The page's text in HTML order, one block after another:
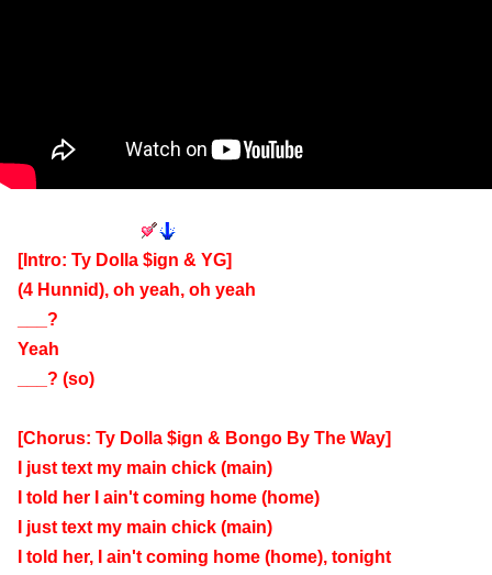
[Intro: Ty Dolla $ign & YG]
(4 Hunnid), oh yeah, oh yeah
___?
Yeah
___? (so)
[Chorus: Ty Dolla $ign & Bongo By The Way]
I just text my main chick (main)
I told her I ain't coming home (home)
I just text my main chick (main)
I told her, I ain't coming home (home), tonight